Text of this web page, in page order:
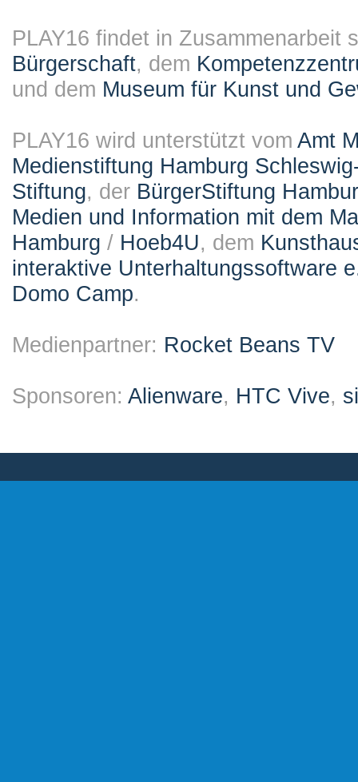
PLAY16 findet in Zusammenarbeit
Bürgerschaft, dem
und dem Museum für Kunst und
PLAY16 wird unterstützt vom Amt
Medienstiftung Hamburg
Stiftung, der BürgerStiftung
Medien und Information mit dem
Hamburg / Hoeb4U, dem
interaktive Unterhaltungssoftware
Domo Camp.
Medienpartner: Rocket Beans TV
Sponsoren: Alienware, HTC Vive,